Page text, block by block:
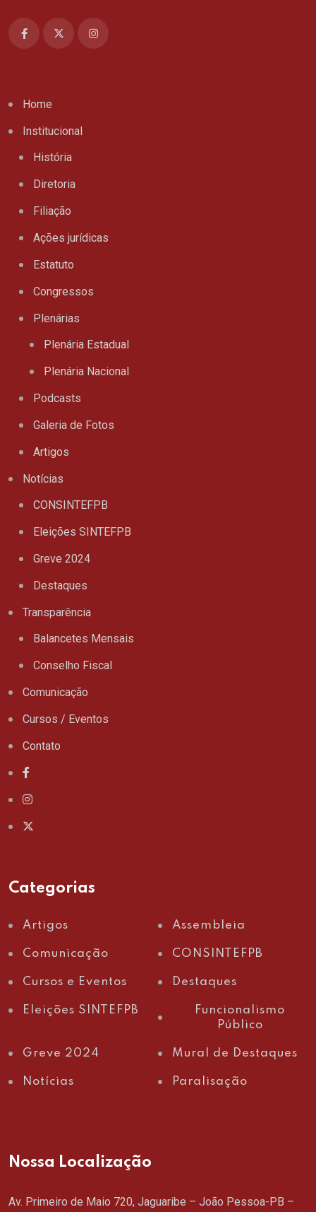
Home
Institucional
História
Diretoria
Filiação
Ações jurídicas
Estatuto
Congressos
Plenárias
Plenária Estadual
Plenária Nacional
Podcasts
Galeria de Fotos
Artigos
Notícias
CONSINTEFPB
Eleições SINTEFPB
Greve 2024
Destaques
Transparência
Balancetes Mensais
Conselho Fiscal
Comunicação
Cursos / Eventos
Contato
Categorias
Artigos Assembleia
Comunicação CONSINTEFPB
Cursos e Eventos Destaques
Eleições SINTEFPB
Funcionalismo
Público
Greve 2024 Mural de Destaques
Notícias Paralisação
Nossa Localização
Av. Primeiro de Maio 720, Jaguaribe – João Pessoa-PB –